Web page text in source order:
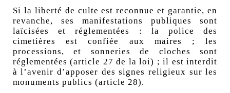
Si la liberté de culte est reconnue et garantie, en
revanche, ses manifestations publiques sont
laïcisées et réglementées : la police des
cimetières est confiée aux maires ; les
processions, et sonneries de cloches sont
réglementées (article 27 de la loi) ; il est interdit
à l’avenir d’apposer des signes religieux sur les
monuments publics (article 28).